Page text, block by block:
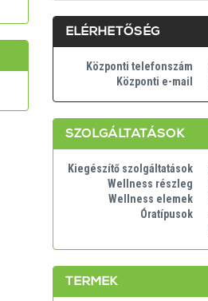
ELÉRHETŐSÉG
Központi telefonszám
Központi e-mail
SZOLGÁLTATÁSOK
Kiegészítő szolgáltatások
Wellness részleg
Wellness elemek
Óratípusok
TERMEK